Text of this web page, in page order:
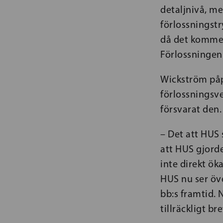
detaljnivå,
då det
Wickström
försvarat den.
– Det att
att HUS
inte direkt
HUS nu ser
bb:s framtid.
tillräckligt